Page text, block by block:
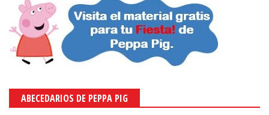
ABECEDARIOS DE PEPPA PIG